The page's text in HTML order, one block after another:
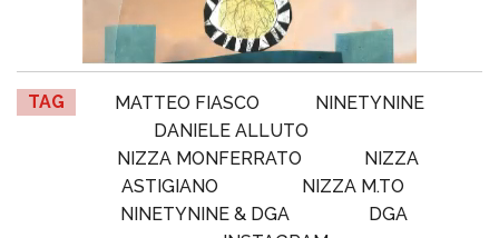
TAG MATTEO FIASCO
NINETYNINE
DANIELE ALLUTO
NIZZA MONFERRATO
NIZZA
ASTIGIANO
NIZZA M.TO
NINETYNINE & DGA
DGA